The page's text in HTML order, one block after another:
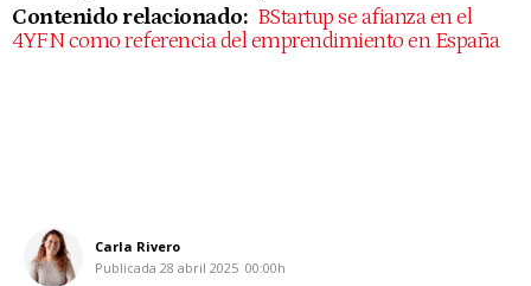
Contenido relacionado: BStartup se afianza en el
4YFN como referencia del emprendimiento en España
Carla Rivero
Publicada 28 abril 2025 00:00h